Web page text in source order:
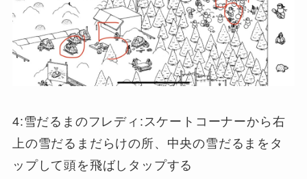
4:雪だるまのフレディ:スケートコーナーから右
上の雪だるまだらけの所、中央の雪だるまをタ
ップして頭を飛ばしタップする